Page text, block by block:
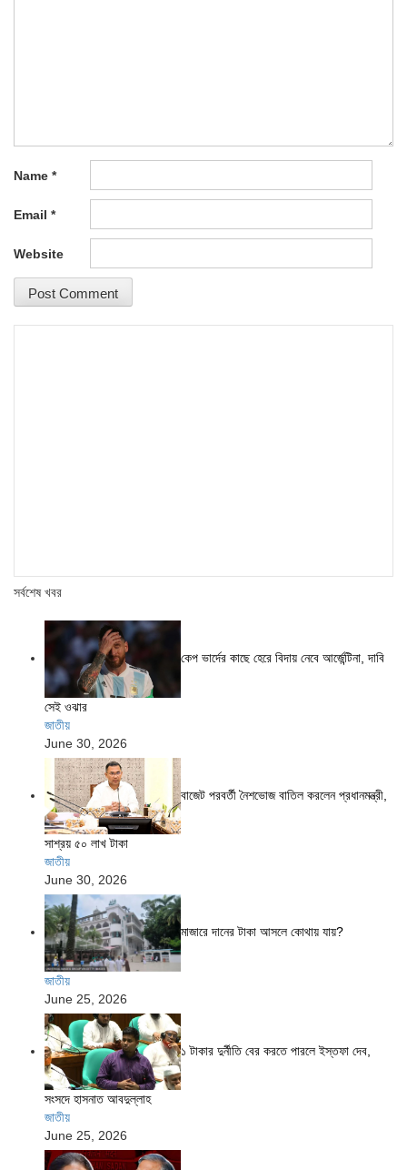
Name *
Email *
Website
সর্বশেষ খবর
কেপ ভার্দের কাছে হেরে বিদায় নেবে আর্জেন্টিনা, দাবি
সেই ওঝার
জাতীয়
June 30, 2026
বাজেট পরবর্তী নৈশভোজ বাতিল করলেন প্রধানমন্ত্রী,
সাশ্রয় ৫০ লাখ টাকা
জাতীয়
June 30, 2026
মাজারে দানের টাকা আসলে কোথায় যায়?
জাতীয়
June 25, 2026
১ টাকার দুর্নীতি বের করতে পারলে ইস্তফা দেব,
সংসদে হাসনাত আবদুল্লাহ
জাতীয়
June 25, 2026